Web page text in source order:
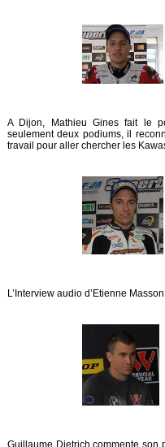
A Dijon, Mathieu Gines fait le
seulement deux podiums, il
travail pour aller chercher les
L’Interview audio d’Etienne
Guillaume Dietrich commente son